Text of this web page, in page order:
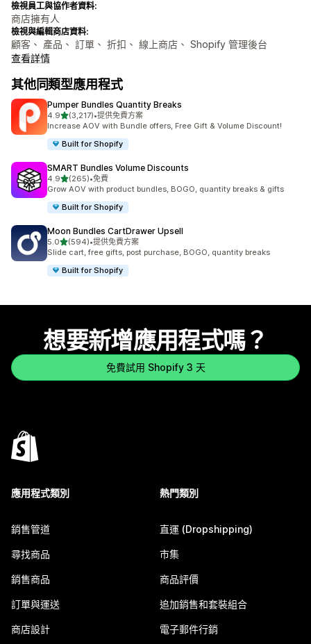
檢視員工與協作者資料:
商店擁有人
檢視與編輯商店資料:
顧客、 產品、 訂單、 折扣、 線上商店、 Shopify 管理後台
查看詳情
其他同類型應用程式
Pumper Bundles Quantity Breaks
4.9滿分 5 顆星
(3,217)
共有 3217 則評價
•提供免費方案
Increase AOV with Bundle offers, Free Gift & Volume Discount!
Built for Shopify
SMART Bundles Volume Discounts
4.9滿分 5 顆星
(265)
共有 265 則評價
•免費
Grow AOV with product bundles, BOGO, quantity breaks & gifts
Built for Shopify
Moon Bundles CartDrawer Upsell
5.0滿分 5 顆星
(594)
共有 594 則評價
•提供免費方案
Slide cart, free gifts, post purchase, BOGO, quantity breaks
Built for Shopify
想要新增應用程式嗎？
免費試用 Shopify 3 天
應用程式類別
銷售管道
尋找商品
銷售商品
訂單與運送
商店設計
熱門類別
直運 (Dropshipping)
市集
商品評價
追加銷售和套裝組合
電子郵件行銷